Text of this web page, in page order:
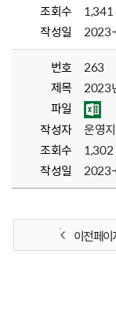
조회수
1,341
작성일
번호
263
제목
2023
파일
작성자
운영
조회수
1,302
작성일
이전 페이